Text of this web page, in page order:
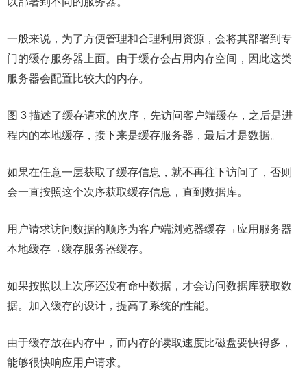
一般来说，为了方便管理和合理利用资源，会将其部署到专
门的缓存服务器上面。由于缓存会占用内存空间，因此这类
服务器会配置比较大的内存。
图 3 描述了缓存请求的次序，先访问客户端缓存，之后是进
程内的本地缓存，接下来是缓存服务器，最后才是数据。
如果在任意一层获取了缓存信息，就不再往下访问了，否则
会一直按照这个次序获取缓存信息，直到数据库。
用户请求访问数据的顺序为客户端浏览器缓存→应用服务器
本地缓存→缓存服务器缓存。
如果按照以上次序还没有命中数据，才会访问数据库获取数
据。加入缓存的设计，提高了系统的性能。
由于缓存放在内存中，而内存的读取速度比磁盘要快得多，
能够很快响应用户请求。